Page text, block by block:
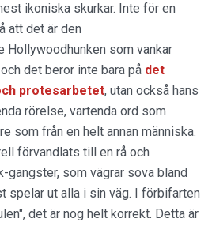
ikoniska skurkar. Inte för en
att det är den
Hollywoodhunken som vankar
det beror inte bara på det
protesarbetet, utan också hans
rörelse, vartenda ord som
som från en helt annan människa.
förvandlats till en rå och
gangster, som vägrar sova bland
spelar ut alla i sin väg. I förbifarten
det är nog helt korrekt. Detta är